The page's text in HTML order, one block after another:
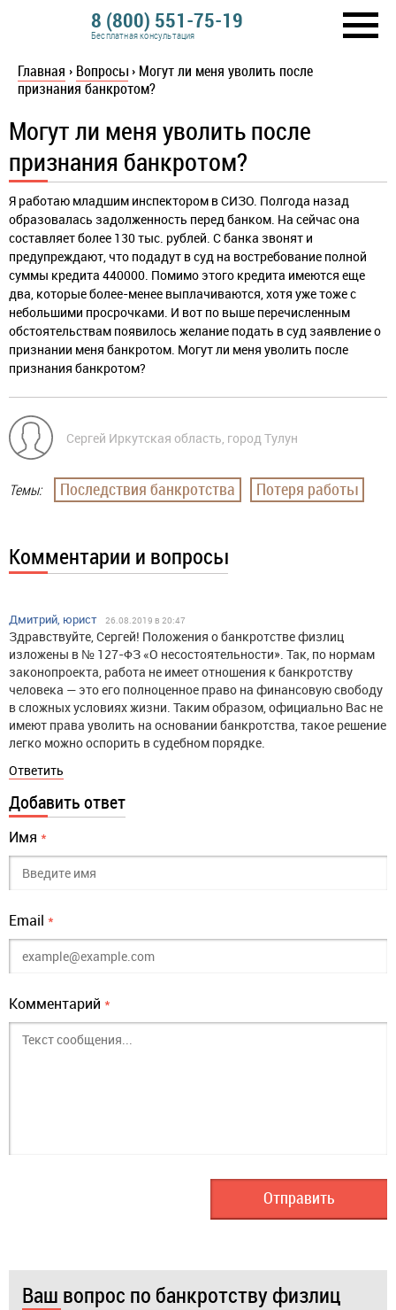
8 (800) 551-75-19
Бесплатная консультация
Главная › Вопросы › Могут ли меня уволить после
признания банкротом?
Могут ли меня уволить после
признания банкротом?
Я работаю младшим инспектором в СИЗО. Полгода назад
образовалась задолженность перед банком. На сейчас она
составляет более 130 тыс. рублей. С банка звонят и
предупреждают, что подадут в суд на востребование полной
суммы кредита 440000. Помимо этого кредита имеются еще
два, которые более-менее выплачиваются, хотя уже тоже с
небольшими просрочками. И вот по выше перечисленным
обстоятельствам появилось желание подать в суд заявление о
признании меня банкротом. Могут ли меня уволить после
признания банкротом?
Сергей Иркутская область, город Тулун
Темы: Последствия банкротства Потеря работы
Комментарии и вопросы
Дмитрий, юрист 26.08.2019 в 20:47
Здравствуйте, Сергей! Положения о банкротстве физлиц
изложены в № 127-ФЗ «О несостоятельности». Так, по нормам
законопроекта, работа не имеет отношения к банкротству
человека — это его полноценное право на финансовую свободу
в сложных условиях жизни. Таким образом, официально Вас не
имеют права уволить на основании банкротства, такое решение
легко можно оспорить в судебном порядке.
Ответить
Добавить ответ
Имя *
Email *
Комментарий *
Ваш вопрос по банкротству физлиц